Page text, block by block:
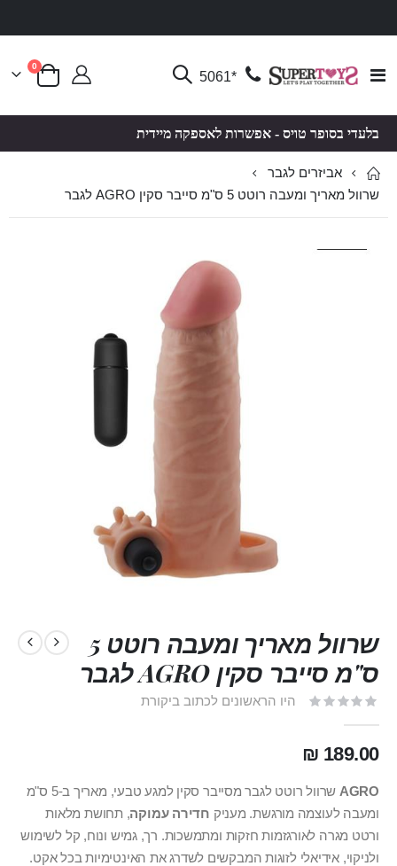
Toggle
*5061 סל קניות
0פריטים
בלעדי בסופר טויס - אפשרות לאספקה מיידית
אביזרים לגבר
שרוול מאריך ומעבה רוטט 5 ס"מ סייבר סקין AGRO לגבר
שרוול מאריך ומעבה רוטט 5
ס"מ סייבר סקין AGRO לגבר
היו הראשונים לכתוב ביקורת
189.00 ₪
AGRO
שרוול רוטט לגבר מסייבר סקין למגע טבעי, מאריך ב-5 ס"מ
ומעבה לעוצמה מורגשת. מעניק חדירה עמוקה, תחושת מלאות
ורטט מגרה לאורגזמות חזקות ומתמשכות. רך, גמיש ונוח, קל לשימוש
ולניקוי, אידיאלי לזוגות המבקשים לשדרג את האינטימיות בכל אקט.